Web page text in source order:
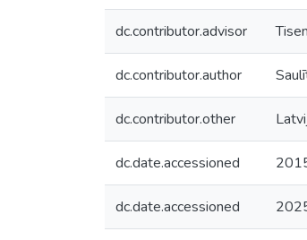
dc.contributor.advisor
dc.contributor.author
dc.contributor.other
dc.date.accessioned
dc.date.accessioned